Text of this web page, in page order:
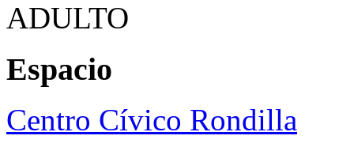
ADULTO
Espacio
Centro Cívico Rondilla